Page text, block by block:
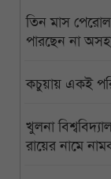
তিন মাস পেরোল
পারছেন না
কচুয়ায় একই
খুলনা
রায়ের নামে